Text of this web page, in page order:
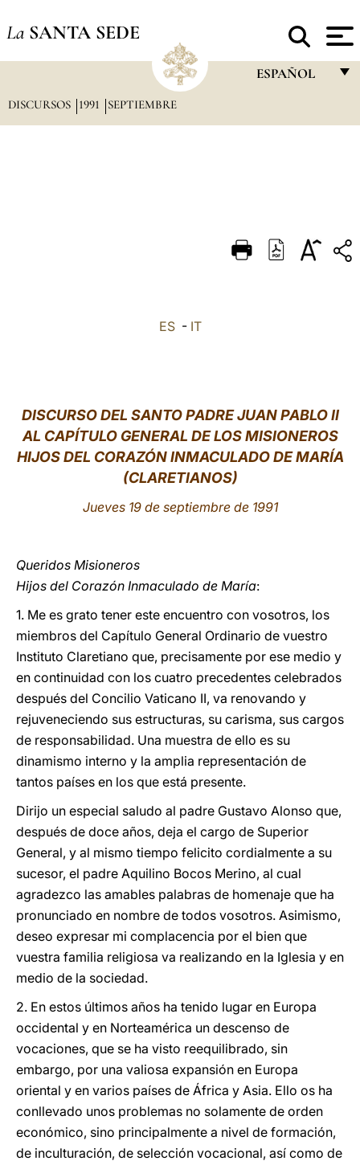
La SANTA SEDE
ESPAÑOL
DEUTSCH
DISCURSOS 1991 SEPTIEMBRE
ES- IT
DISCURSO DEL SANTO PADRE JUAN PABLO II
AL CAPÍTULO GENERAL DE LOS MISIONEROS
HIJOS DEL CORAZÓN INMACULADO DE MARÍA
(CLARETIANOS)
Jueves 19 de septiembre de 1991
Queridos Misioneros
Hijos del Corazón Inmaculado de María:
1. Me es grato tener este encuentro con vosotros, los
miembros del Capítulo General Ordinario de vuestro
Instituto Claretiano que, precisamente por ese medio y
en continuidad con los cuatro precedentes celebrados
después del Concilio Vaticano II, va renovando y
rejuveneciendo sus estructuras, su carisma, sus cargos
de responsabilidad. Una muestra de ello es su
dinamismo interno y la amplia representación de
tantos países en los que está presente.
Dirijo un especial saludo al padre Gustavo Alonso que,
después de doce años, deja el cargo de Superior
General, y al mismo tiempo felicito cordialmente a su
sucesor, el padre Aquilino Bocos Merino, al cual
agradezco las amables palabras de homenaje que ha
pronunciado en nombre de todos vosotros. Asimismo,
deseo expresar mi complacencia por el bien que
vuestra familia religiosa va realizando en la Iglesia y en
medio de la sociedad.
2. En estos últimos años ha tenido lugar en Europa
occidental y en Norteamérica un descenso de
vocaciones, que se ha visto reequilibrado, sin
embargo, por una valiosa expansión en Europa
oriental y en varios países de África y Asia. Ello os ha
conllevado unos problemas no solamente de orden
económico, sino principalmente a nivel de formación,
de inculturación, de selección vocacional, así como de